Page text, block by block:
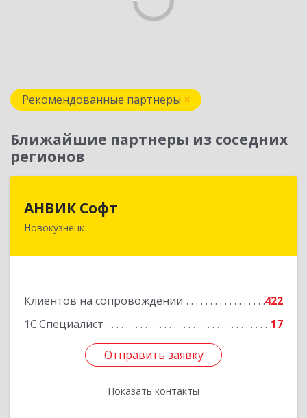
Рекомендованные партнеры
Ближайшие партнеры из соседних
регионов
АНВИК Софт
Новокузнецк
Клиентов на сопровождении
422
1С:Специалист
17
Отправить заявку
Показать контакты
654079, Кемеровская область - Кузбасс,
Отправить заявку
Назад